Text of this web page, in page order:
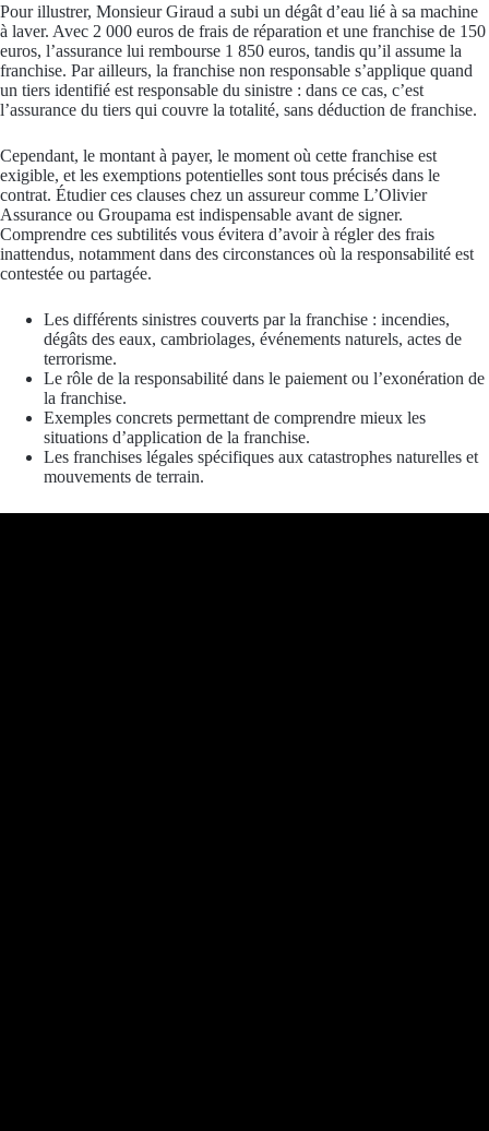
Pour illustrer, Monsieur Giraud a subi un dégât d’eau lié à sa machine
à laver. Avec 2 000 euros de frais de réparation et une franchise de 150
euros, l’assurance lui rembourse 1 850 euros, tandis qu’il assume la
franchise. Par ailleurs, la franchise non responsable s’applique quand
un tiers identifié est responsable du sinistre : dans ce cas, c’est
l’assurance du tiers qui couvre la totalité, sans déduction de franchise.
Cependant, le montant à payer, le moment où cette franchise est
exigible, et les exemptions potentielles sont tous précisés dans le
contrat. Étudier ces clauses chez un assureur comme L’Olivier
Assurance ou Groupama est indispensable avant de signer.
Comprendre ces subtilités vous évitera d’avoir à régler des frais
inattendus, notamment dans des circonstances où la responsabilité est
contestée ou partagée.
Les différents sinistres couverts par la franchise : incendies,
dégâts des eaux, cambriolages, événements naturels, actes de
terrorisme.
Le rôle de la responsabilité dans le paiement ou l’exonération de
la franchise.
Exemples concrets permettant de comprendre mieux les
situations d’application de la franchise.
Les franchises légales spécifiques aux catastrophes naturelles et
mouvements de terrain.